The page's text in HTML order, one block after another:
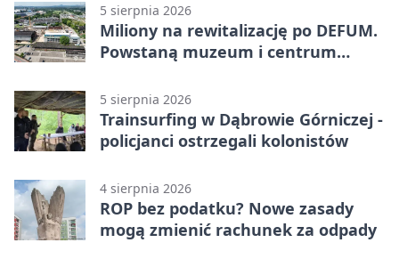
5 sierpnia 2026
Miliony na rewitalizację po DEFUM.
Powstaną muzeum i centrum
5 sierpnia 2026
Trainsurfing w Dąbrowie Górniczej -
policjanci ostrzegali kolonistów
4 sierpnia 2026
ROP bez podatku? Nowe zasady
mogą zmienić rachunek za odpady